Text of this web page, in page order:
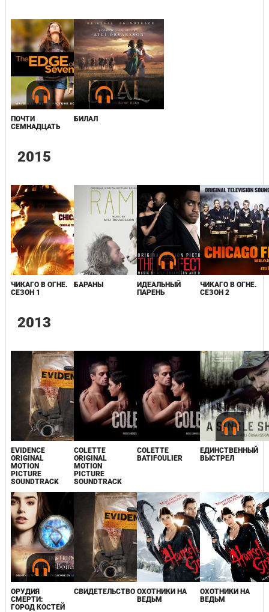
ПОЧТИ
СЕМНАДЦАТЬ
БИЛАЛ
2015
ЧИКАГО В ОГНЕ.
СЕЗОН 1
БАРАНЫ
ИДЕАЛЬНЫЙ
ПАРЕНЬ
ЧИКАГО В ОГНЕ.
СЕЗОН 2
2013
EVIDENCE
ORIGINAL
MOTION
PICTURE
SOUNDTRACK
COLETTE
ORIGINAL
MOTION
PICTURE
SOUNDTRACK
COLETTE
BATIFOULIER
ЕДИНСТВЕННЫЙ
ВЫСТРЕЛ
ОРУДИЯ
СМЕРТИ:
ГОРОД КОСТЕЙ
СВИДЕТЕЛЬСТВО ОХОТНИКИ НА
ВЕДЬМ
ОХОТНИКИ НА
ВЕДЬМ